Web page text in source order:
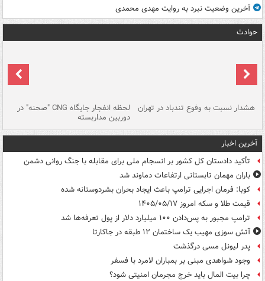
آخرین وضعیت نبرد به روایت مهدی محمدی
حوادث
هشدار نسبت به وفوع تندباد در تهران لحظه انفجار جایگاه CNG "صحنه" در
دوربین مداربسته
آخرین اخبار
تأکید دادستان کل کشور بر انسجام ملی برای مقابله با جنگ روانی دشمن
باران مهمان تابستانی ارتفاعات دماوند شد
کوبا: فرمان اجرایی ترامپ باعث ایجاد بحران بشردوستانه شده
قیمت طلا و سکه امروز ۱۴۰۵/۰۵/۱۷
ترامپ مجبور به پس‌دادن ۱۰۰ میلیارد دلار از پول تعرفه‌ها شد
آتش سوزی مهیب یک ساختمان ۱۲ طبقه در جاکارتا
پدر لیونل مسی درگذشت
وجود شواهدی مبنی بر بمباران لامرد با فسفر
چرا بیت المال باید خرج مجرمان امنیتی شود؟